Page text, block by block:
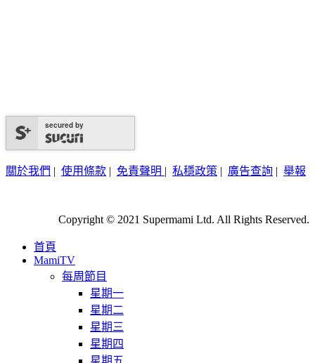
secured by
關於我們 | 使用條款 | 免責聲明 | 私穩政策 | 廣告查詢 | 舉報
Copyright © 2021 Supermami Ltd. All Rights Reserved.
首頁
MamiTV
每周節目
星期一
星期二
星期三
星期四
星期五